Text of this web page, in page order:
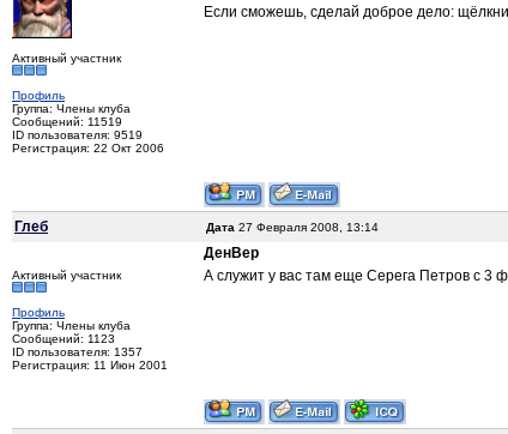
Активный участник
Профиль
Группа: Члены клуба
Сообщений: 11519
ID пользователя: 9519
Регистрация: 22 Окт 2006
Если сможешь, сделай доброе дело:
Глеб
Дата 27 Февраля 2008, 13:14
Активный участник
Профиль
Группа: Члены клуба
Сообщений: 1123
ID пользователя: 1357
Регистрация: 11 Июн 2001
ДенВер
А служит у вас там еще Серега Петров с 3